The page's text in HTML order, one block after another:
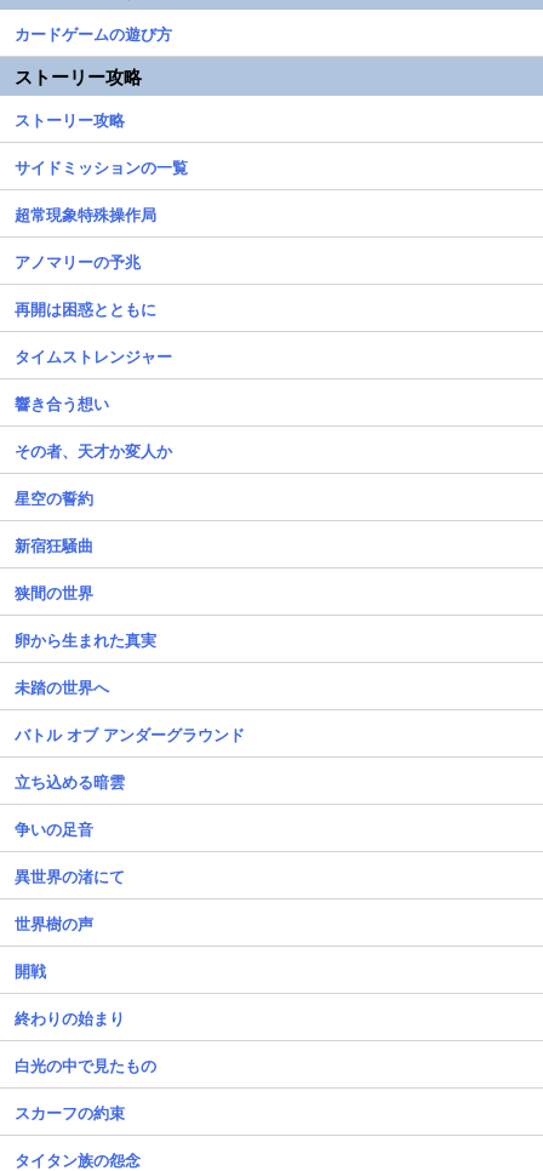
カードゲームの遊び方
ストーリー攻略
ストーリー攻略
サイドミッションの一覧
超常現象特殊操作局
アノマリーの予兆
再開は困惑とともに
タイムストレンジャー
響き合う想い
その者、天才か変人か
星空の誓約
新宿狂騒曲
狭間の世界
卵から生まれた真実
未踏の世界へ
バトル オブ アンダーグラウンド
立ち込める暗雲
争いの足音
異世界の渚にて
世界樹の声
開戦
終わりの始まり
白光の中で見たもの
スカーフの約束
タイタン族の怨念